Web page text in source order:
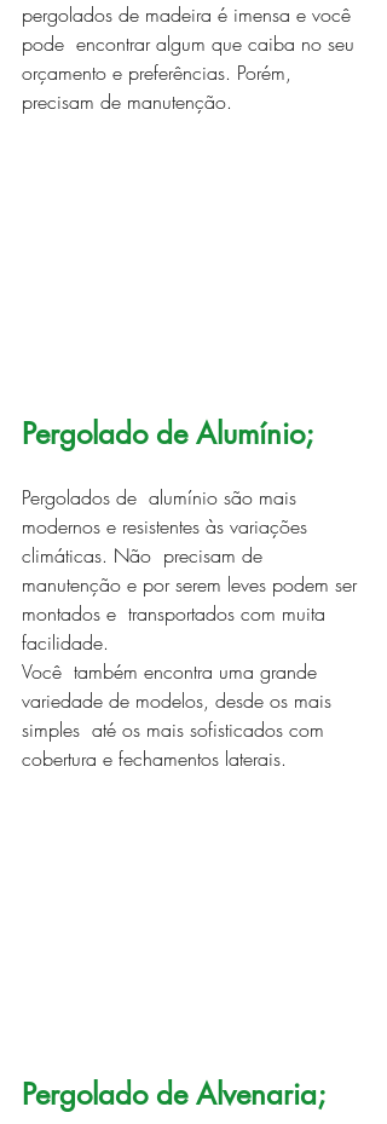
pergolados de madeira é imensa e você
pode  encontrar algum que caiba no seu
orçamento e preferências. Porém,
precisam de manutenção.
Pergolado de Alumínio;
Pergolados de  alumínio são mais
modernos e resistentes às variações
climáticas. Não  precisam de
manutenção e por serem leves podem ser
montados e  transportados com muita
facilidade.
Você  também encontra uma grande
variedade de modelos, desde os mais
simples  até os mais sofisticados com
cobertura e fechamentos laterais.
Pergolado de Alvenaria;